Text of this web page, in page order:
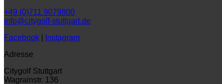
+49 (0)711 9079800
info@citygolf-stuttgart.de
Facebook
Instagram
Adresse
Citygolf Stuttgart
Wagrainstr. 136